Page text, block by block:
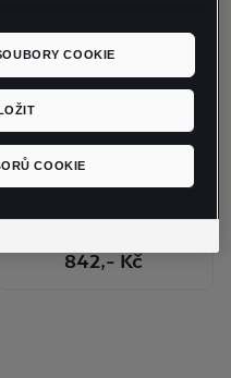
Kšiltovka CUPRA
TAIGA
842,- Kč
COOKIE
COOKIE